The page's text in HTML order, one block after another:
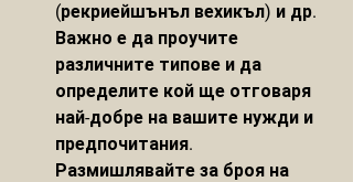
(рекриейшънъл вехикъл) и др.
Важно е да проучите
различните типове и да
определите кой ще отговаря
най-добре на вашите нужди и
предпочитания.
Размишлявайте за броя на